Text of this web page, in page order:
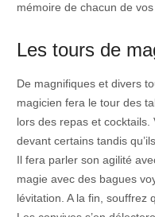
mémoire de chacun de
Les tours de
De magnifiques et divers
magicien fera le tour des
lors des repas et
devant certains tandis
Il fera parler son agilité
magie avec des bagues
lévitation. A la fin, souffrez